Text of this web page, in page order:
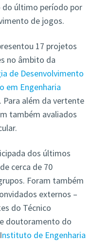
último período por
de jogos.
17 projetos
no âmbito da
de Desenvolvimento
em Engenharia
. Para além da vertente
também avaliados
dos últimos
cerca de 70
Foram também
externos –
do Técnico
doutoramento do
Instituto de Engenharia